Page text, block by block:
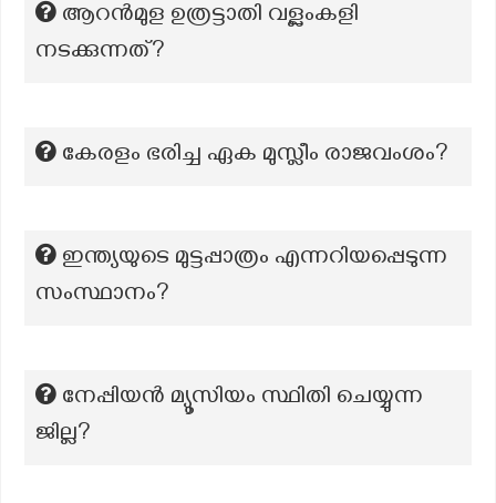
ആറന്‍മുള ഉത്രട്ടാതി വള്ലംകളി
നടക്കുന്നത്?
കേരളം ഭരിച്ച ഏക മുസ്ലീം രാജവംശം?
ഇന്ത്യയുടെ മുട്ടപ്പാത്രം എന്നറിയപ്പെടുന്ന
സംസ്ഥാനം?
നേപ്പിയൻ മ്യൂസിയം സ്ഥിതി ചെയ്യുന്ന
ജില്ല?